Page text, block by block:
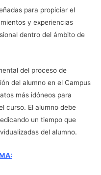
para propiciar el
y experiencias
dentro del ámbito de
del proceso de
del alumno en el Campus
más idóneos para
curso. El alumno debe
un tiempo que
del alumno.